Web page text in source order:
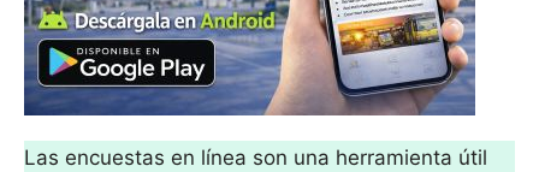
Las encuestas en línea son una herramienta útil